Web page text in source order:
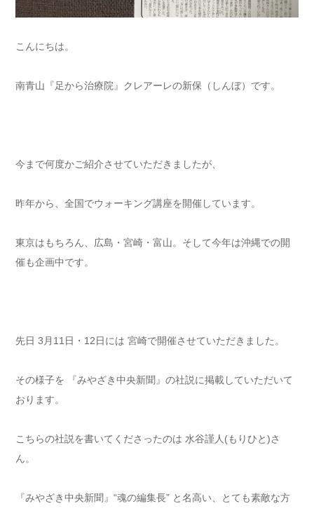
こんにちは。
南青山『足から治療院』クレアーレの新保（しんぼ）です。
今まで何度かご紹介させていただきましたが、
昨年から、全国でウォーキング講座を開催しています。
東京はもちろん、広島・宮崎・富山。そして今年は沖縄での開
催も企画中です。
先日 3月11日・12日には 宮崎で開催させていただきました。
その様子を 『みやざき中央新聞』の社説に掲載していただいて
おります。
こちらの社説を書いてくださったのは 水谷謹人(もりひと)さ
ん。
『みやざき中央新聞』“魂の編集長” と名高い、とても素敵な方